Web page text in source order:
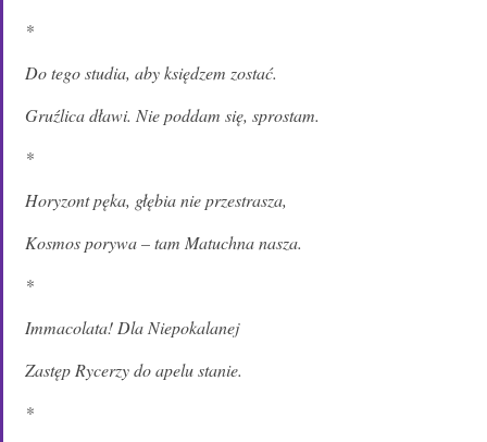
*
Do tego studia, aby księdzem zostać.
Gruźlica dławi. Nie poddam się, sprostam.
*
Horyzont pęka, głębia nie przestrasza,
Kosmos porywa – tam Matuchna nasza.
*
Immacolata! Dla Niepokalanej
Zastęp Rycerzy do apelu stanie.
*